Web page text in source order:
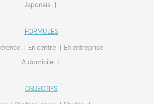
Japonais
FORMULES
En centre
En entreprise
A domicile
OBJECTIFS